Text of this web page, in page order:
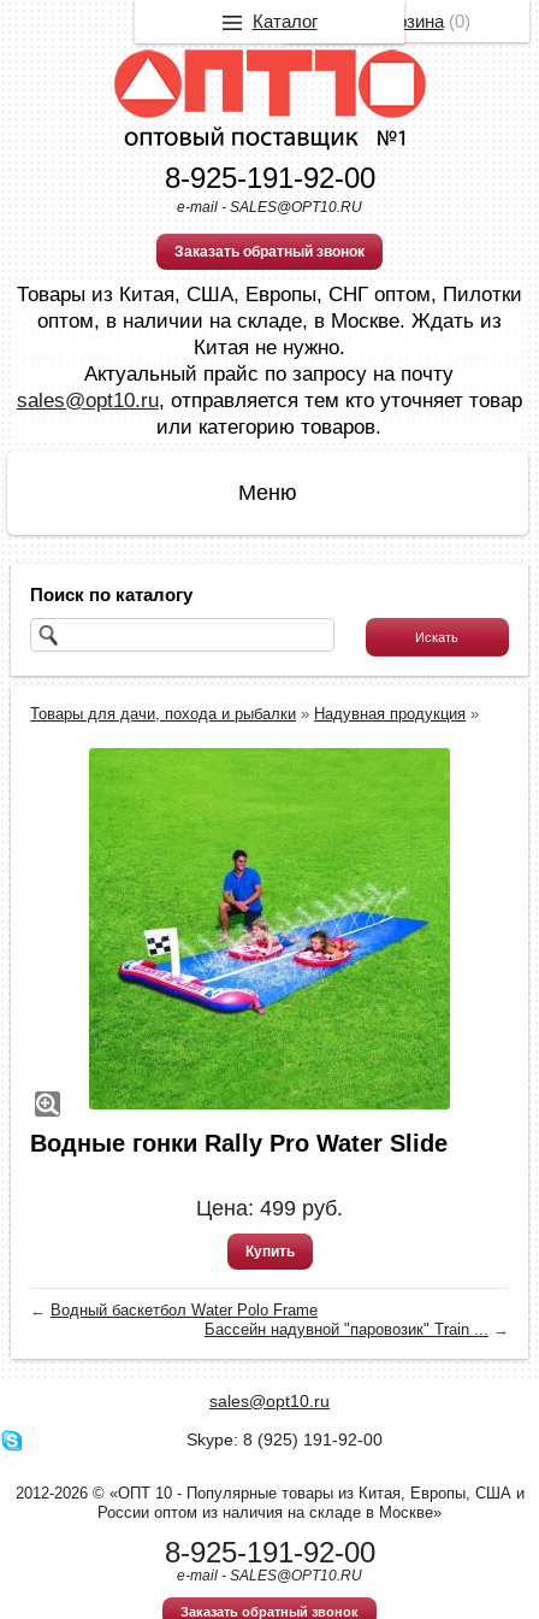
8-925-191-92-00
e-mail - SALES@OPT10.RU
Заказать обратный звонок
Товары из Китая, США, Европы, СНГ оптом, Пилотки
оптом, в наличии на складе, в Москве. Ждать из
Китая не нужно.
Актуальный прайс по запросу на почту
sales@opt10.ru, отправляется тем кто уточняет товар
или категорию товаров.
Поиск по каталогу
Товары для дачи, похода и рыбалки » Надувная продукция »
Водные гонки Rally Pro Water Slide
Цена: 499 руб.
Купить
← Водный баскетбол Water Polo Frame
Бассейн надувной "паровозик" Train ... →
sales@opt10.ru
Skype: 8 (925) 191-92-00
2012-2026 © «ОПТ 10 - Популярные товары из Китая, Европы, США и
России оптом из наличия на складе в Москве»
8-925-191-92-00
e-mail - SALES@OPT10.RU
Заказать обратный звонок
Корзина(0)
Каталог